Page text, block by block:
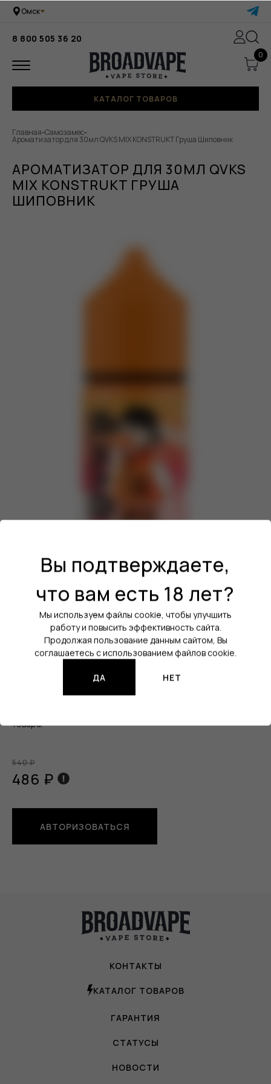
Омск
8 800 505 36 20
0
КАТАЛОГ ТОВАРОВ
Главная-Самозамес-
Ароматизатор для 30мл QVKS MIX KONSTRUKT Груша Шиповник
АРОМАТИЗАТОР ДЛЯ 30МЛ QVKS
MIX KONSTRUKT ГРУША
ШИПОВНИК
Товар:Ароматизатор
Бренд:QVKS
Линейка:QVKS MIX KONSTRUKT
Вкус:Груша / Шиповник
товара.
540 ₽
486 ₽
АВТОРИЗОВАТЬСЯ
КОНТАКТЫ
КАТАЛОГ ТОВАРОВ
ГАРАНТИЯ
СТАТУСЫ
НОВОСТИ
Вы подтверждаете,
что вам есть 18 лет?
Мы используем файлы cookie, чтобы улучшить
работу и повысить эффективность сайта.
Продолжая пользование данным сайтом, Вы
соглашаетесь с использованием файлов cookie.
ДА НЕТ